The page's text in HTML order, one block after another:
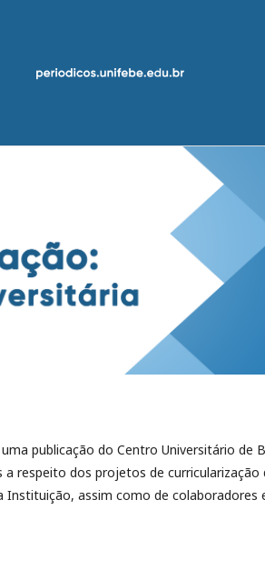
publicação do Centro Universitário de
respeito dos projetos de
Instituição, assim como de colaboradores